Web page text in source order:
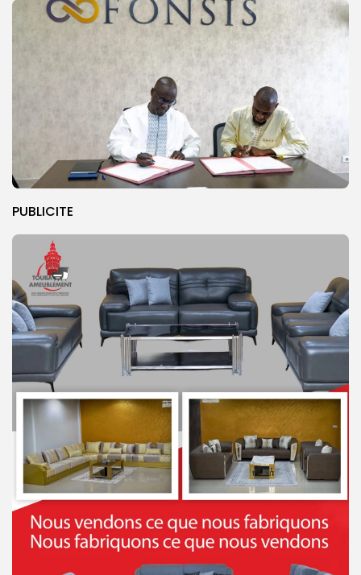
PUBLICITE